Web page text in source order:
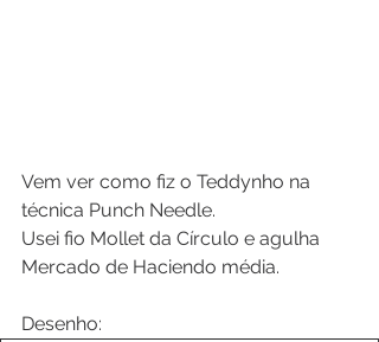
Vem ver como fiz o Teddynho na
técnica Punch Needle.
Usei fio Mollet da Círculo e agulha
Mercado de Haciendo média.
Desenho: